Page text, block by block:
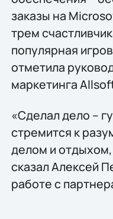
заказы на
трем
популярная
отметила
маркетинга
«Сделал дело –
стремится к
делом и
сказал Алексей
работе с